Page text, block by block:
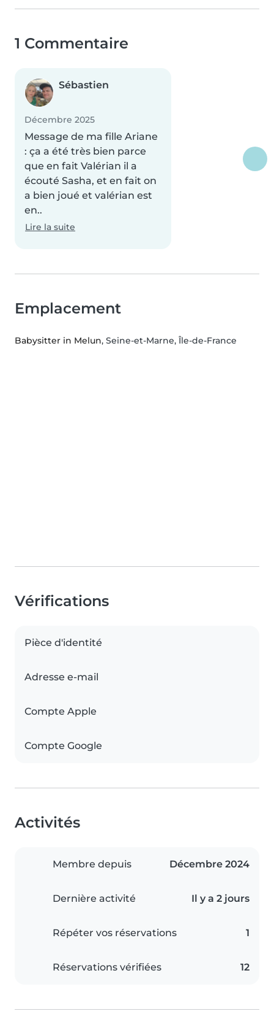
1 Commentaire
Sébastien
Décembre 2025
Message de ma fille Ariane
: ça a été très bien parce
que en fait Valérian il a
écouté Sasha, et en fait on
a bien joué et valérian est
en..
Lire la suite
Emplacement
Babysitter in Melun, Seine-et-Marne, Île-de-France
Vérifications
Pièce d'identité
Adresse e-mail
Compte Apple
Compte Google
Activités
Membre depuis Décembre 2024
Dernière activité Il y a 2 jours
Répéter vos réservations 1
Réservations vérifiées 12